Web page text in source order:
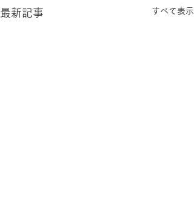
最新記事 すべて表示